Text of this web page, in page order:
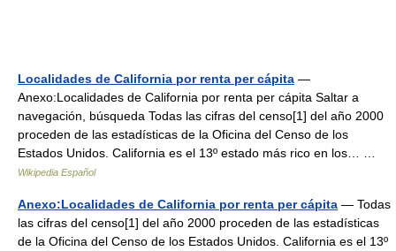
Localidades de California por renta per cápita —
Anexo:Localidades de California por renta per cápita Saltar a
navegación, búsqueda Todas las cifras del censo[1] del año 2000
proceden de las estadísticas de la Oficina del Censo de los
Estados Unidos. California es el 13º estado más rico en los… …
Wikipedia Español
Anexo:Localidades de California por renta per cápita — Todas
las cifras del censo[1] del año 2000 proceden de las estadísticas
de la Oficina del Censo de los Estados Unidos. California es el 13º